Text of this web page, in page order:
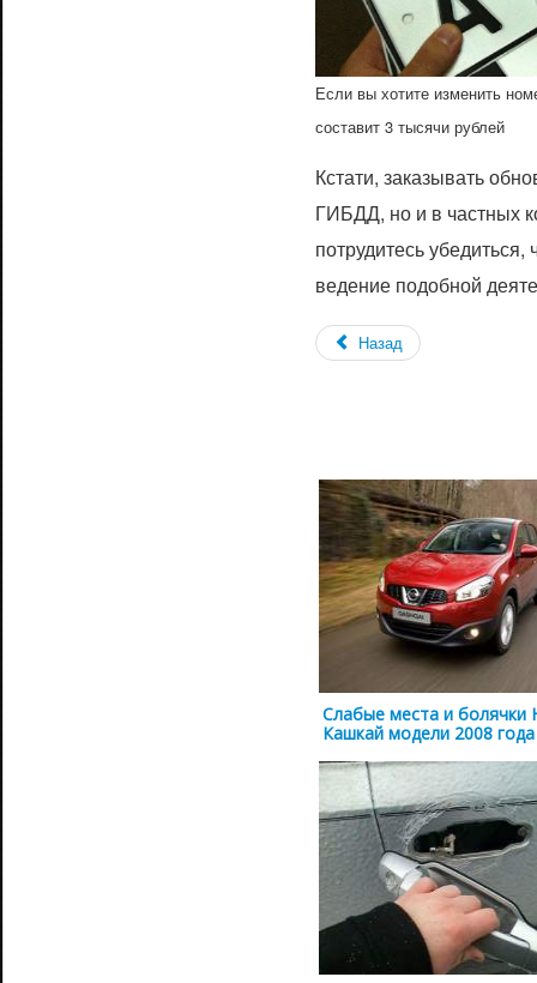
Если вы хотите изменить
составит 3 тысячи рублей
Кстати, заказывать
ГИБДД, но и в частных
потрудитесь
ведение подобной
Назад
Слабые места и болячки
Кашкай модели 2008 года